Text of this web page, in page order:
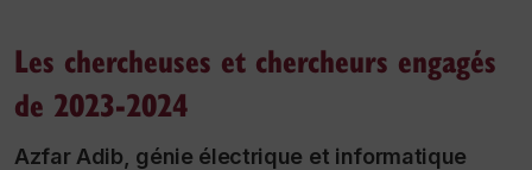
Les chercheuses et chercheurs engagés
de 2023-2024
Azfar Adib, génie électrique et informatique